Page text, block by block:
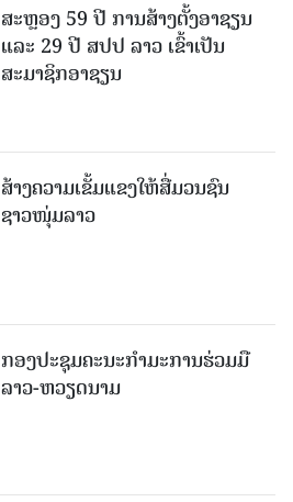
ສະຫຼອງ 59 ປີ ການສ້າງຕັ້ງອາຊຽນ
ແລະ 29 ປີ ສປປ ລາວ ເຂົ້າເປັນ
ສະມາຊິກອາຊຽນ
ສ້າງຄວາມເຂັ້ມແຂງໃຫ້ສື່ມວນຊົນ
ຊາວໜຸ່ມລາວ
ກອງປະຊຸມຄະນະກຳມະການຮ່ວມມື
ລາວ-ຫວຽດນາມ